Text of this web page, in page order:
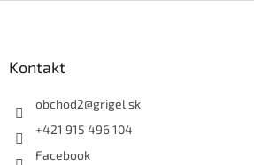
Kontakt
obchod2@grigel.sk
+421 915 496 104
Facebook